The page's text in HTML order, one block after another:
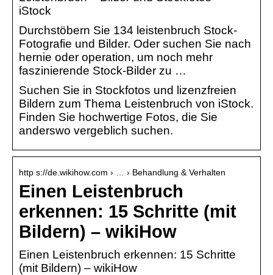
iStock
Durchstöbern Sie 134 leistenbruch Stock-
Fotografie und Bilder. Oder suchen Sie nach
hernie oder operation, um noch mehr
faszinierende Stock-Bilder zu …
Suchen Sie in Stockfotos und lizenzfreien
Bildern zum Thema Leistenbruch von iStock.
Finden Sie hochwertige Fotos, die Sie
anderswo vergeblich suchen.
http s://de.wikihow.com › … › Behandlung & Verhalten
Einen Leistenbruch
erkennen: 15 Schritte (mit
Bildern) – wikiHow
Einen Leistenbruch erkennen: 15 Schritte
(mit Bildern) – wikiHow